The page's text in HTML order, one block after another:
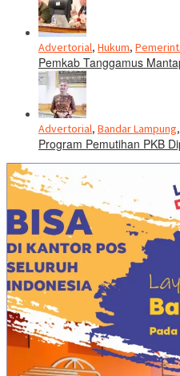
Advertorial, Hukum,
Pemkab Tanggamus
Advertorial, Bandar Lampung,
Program Pemutihan PKB